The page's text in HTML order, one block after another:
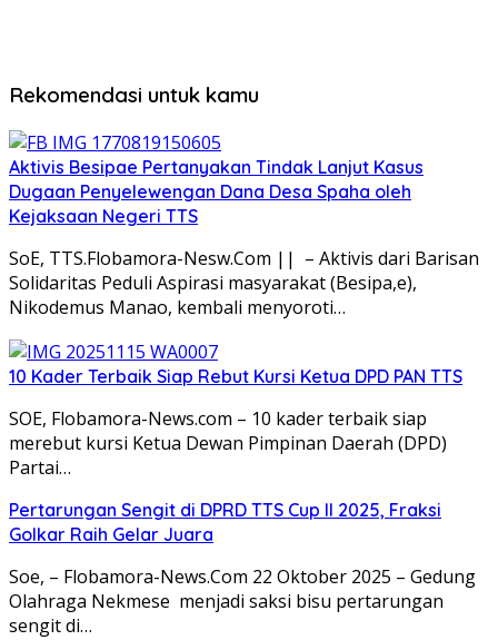
Rekomendasi untuk kamu
Aktivis Besipae Pertanyakan Tindak Lanjut Kasus
Dugaan Penyelewengan Dana Desa Spaha oleh
Kejaksaan Negeri TTS
SoE, TTS.Flobamora-Nesw.Com || – Aktivis dari Barisan
Solidaritas Peduli Aspirasi masyarakat (Besipa,e),
Nikodemus Manao, kembali menyoroti…
10 Kader Terbaik Siap Rebut Kursi Ketua DPD PAN TTS
SOE, Flobamora-News.com – 10 kader terbaik siap
merebut kursi Ketua Dewan Pimpinan Daerah (DPD)
Partai…
Pertarungan Sengit di DPRD TTS Cup II 2025, Fraksi
Golkar Raih Gelar Juara
Soe, – Flobamora-News.Com 22 Oktober 2025 – Gedung
Olahraga Nekmese menjadi saksi bisu pertarungan
sengit di…